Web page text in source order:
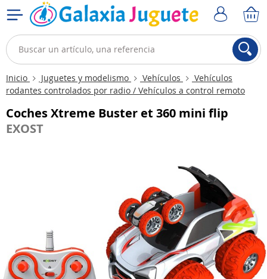
Inicio Juguetes y modelismo Vehículos
Vehículos
rodantes controlados por radio / Vehículos a control remoto
Coches Xtreme Buster et 360 mini flip
EXOST